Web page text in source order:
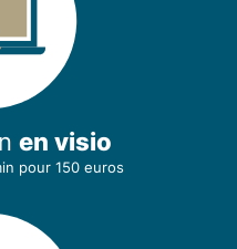
en visio
pour 150 euros